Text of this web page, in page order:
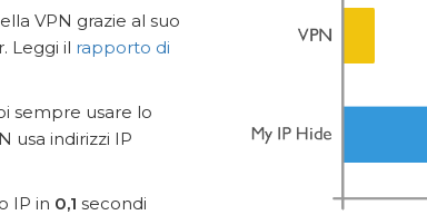
VPN grazie al suo
Leggi il rapporto di
sempre usare lo
usa indirizzi IP
IP in 0,1 secondi